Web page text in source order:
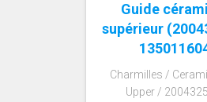
Guide
supérieur
Charmilles /
Upper /